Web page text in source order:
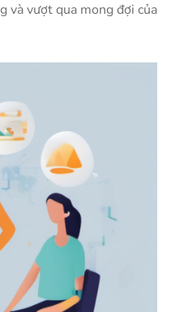
và vượt qua mong đợi của